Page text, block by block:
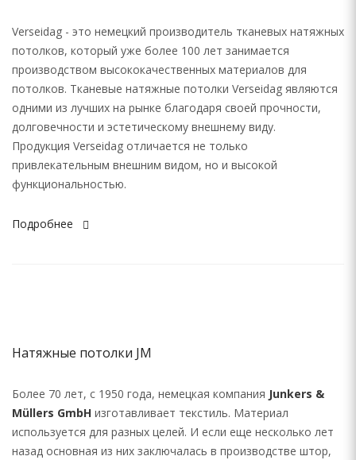
Verseidag - это немецкий производитель тканевых натяжных
потолков, который уже более 100 лет занимается
производством высококачественных материалов для
потолков. Тканевые натяжные потолки Verseidag являются
одними из лучших на рынке благодаря своей прочности,
долговечности и эстетическому внешнему виду.
Продукция Verseidag отличается не только
привлекательным внешним видом, но и высокой
функциональностью.
Подробнее
Натяжные потолки JM
Более 70 лет, с 1950 года, немецкая компания Junkers &
Müllers GmbH изготавливает текстиль. Материал
используется для разных целей. И если еще несколько лет
назад основная из них заключалась в производстве штор,